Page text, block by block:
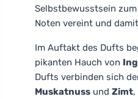
Selbstbewusstsein
Noten vereint und
Im Auftakt des Dufts
pikanten Hauch von
Dufts verbinden sich
Muskatnuss und Zimt